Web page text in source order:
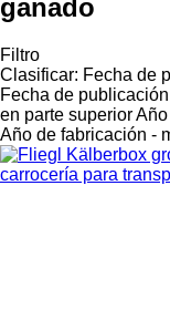
ganado
Filtro
Clasificar: Fecha de
Fecha de publicación
en parte superior
Año de fabricación -